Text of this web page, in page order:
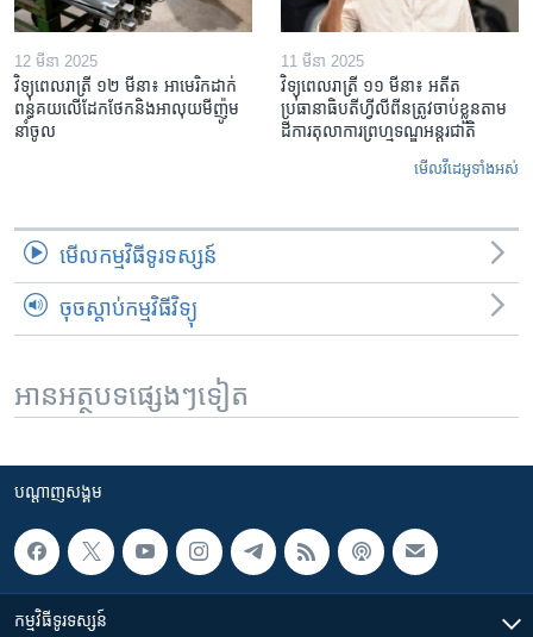
12 មីនា 2025
វិទ្យុពេលរាត្រី ១២ មីនា៖ អាមេរិក​ដាក់​
ពន្ធគយ​លើ​ដែកថែក​និង​អាលុយ​មីញ៉ូម​
នាំចូល
11 មីនា 2025
វិទ្យុពេលរាត្រី ១១ មីនា៖ អតីត​
ប្រធានាធិបតីហ្វីលីពីន​ត្រូវ​ចាប់ខ្លួនតាម
ដីការ​តុលាការ​ព្រហ្មទណ្ឌ​អន្តរជាតិ
មើល​វីដេអូ​ទាំង​អស់
មើល​កម្មវិធី​ទូរទស្សន៍
ចុចស្តាប់កម្មវិធីវិទ្យុ
អានអត្ថបទផ្សេងៗទៀត
បណ្តាញ​សង្គម
កម្មវិធី​ទូរទស្សន៍